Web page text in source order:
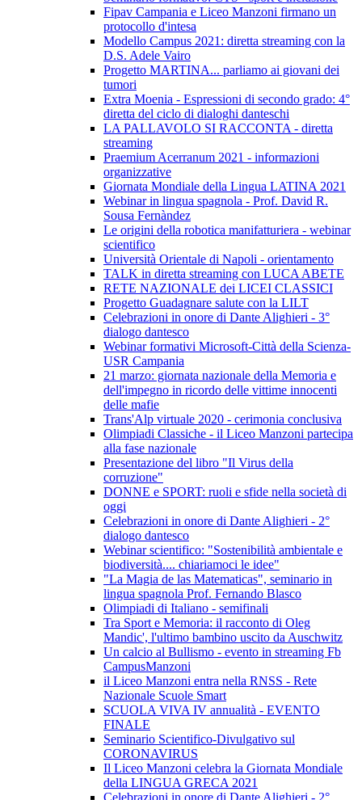
Fipav Campania e Liceo Manzoni firmano un
protocollo d'intesa
Modello Campus 2021: diretta streaming con la
D.S. Adele Vairo
Progetto MARTINA... parliamo ai giovani dei
tumori
Extra Moenia - Espressioni di secondo grado: 4°
diretta del ciclo di dialoghi danteschi
LA PALLAVOLO SI RACCONTA - diretta
streaming
Praemium Acerranum 2021 - informazioni
organizzative
Giornata Mondiale della Lingua LATINA 2021
Webinar in lingua spagnola - Prof. David R.
Sousa Fernàndez
Le origini della robotica manifatturiera - webinar
scientifico
Università Orientale di Napoli - orientamento
TALK in diretta streaming con LUCA ABETE
RETE NAZIONALE dei LICEI CLASSICI
Progetto Guadagnare salute con la LILT
Celebrazioni in onore di Dante Alighieri - 3°
dialogo dantesco
Webinar formativi Microsoft-Città della Scienza-
USR Campania
21 marzo: giornata nazionale della Memoria e
dell'impegno in ricordo delle vittime innocenti
delle mafie
Trans'Alp virtuale 2020 - cerimonia conclusiva
Olimpiadi Classiche - il Liceo Manzoni partecipa
alla fase nazionale
Presentazione del libro "Il Virus della
corruzione"
DONNE e SPORT: ruoli e sfide nella società di
oggi
Celebrazioni in onore di Dante Alighieri - 2°
dialogo dantesco
Webinar scientifico: "Sostenibilità ambientale e
biodiversità.... chiariamoci le idee"
"La Magia de las Matematicas", seminario in
lingua spagnola Prof. Fernando Blasco
Olimpiadi di Italiano - semifinali
Tra Sport e Memoria: il racconto di Oleg
Mandic', l'ultimo bambino uscito da Auschwitz
Un calcio al Bullismo - evento in streaming Fb
CampusManzoni
il Liceo Manzoni entra nella RNSS - Rete
Nazionale Scuole Smart
SCUOLA VIVA IV annualità - EVENTO
FINALE
Seminario Scientifico-Divulgativo sul
CORONAVIRUS
Il Liceo Manzoni celebra la Giornata Mondiale
della LINGUA GRECA 2021